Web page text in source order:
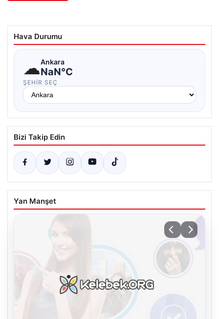
Hava Durumu
☁Ankara
NaN°C
ŞEHIR SEÇ
Bizi Takip Edin
Yan Manşet